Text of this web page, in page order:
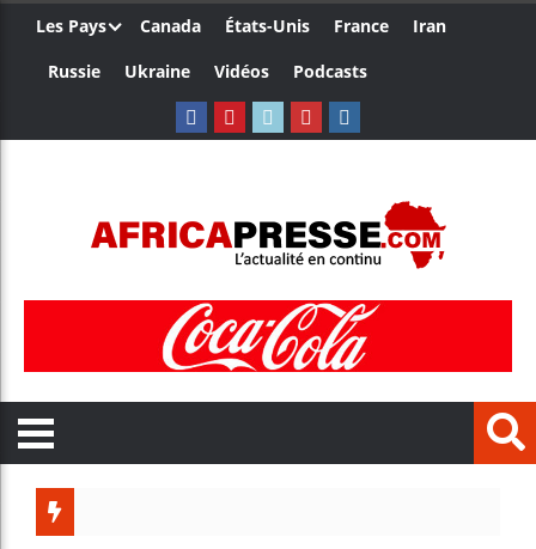
Les Pays Canada États-Unis France
Iran
Russie
Ukraine Vidéos Podcasts